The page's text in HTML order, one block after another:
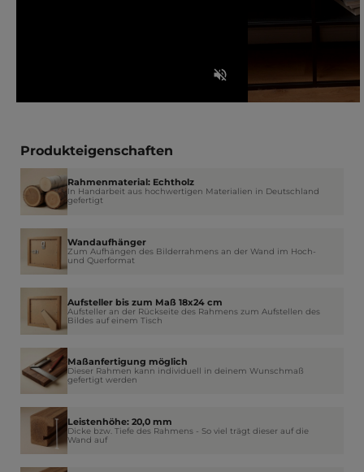
Produkteigenschaften
Rahmenmaterial: Echtholz
In Handarbeit aus hochwertigen Materialien in Deutschland
gefertigt
Wandaufhänger
Zum Aufhängen des Bilderrahmens an der Wand im Hoch-
und Querformat
Aufsteller bis zum Maß 18x24 cm
Aufsteller an der Rückseite des Rahmens zum Aufstellen des
Bildes auf einem Tisch
Maßanfertigung möglich
Dieser Rahmen kann individuell in deinem Wunschmaß
gefertigt werden
Leistenhöhe: 20,0 mm
Dicke bzw. Tiefe des Rahmens - So viel trägt dieser auf die
Wand auf